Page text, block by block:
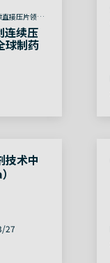
直接压片领域
成本效益
连续压
球制药
技术中
27